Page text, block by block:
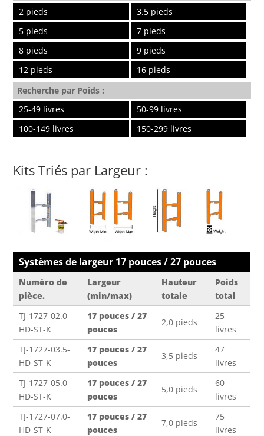
2 pieds
3.5 pieds
5 pieds
7 pieds
8 pieds
9 pieds
12 pieds
16 pieds
Recherche par Poids :
25-49 livres
50-99 livres
100-149 livres
150-299 livres
Kits Triés par Largeur :
Systèmes de largeur 17 pouces / 27 pouces
Numéro de
pièce.
Largeur
(min/max)
Hauteur
totale
Poids
total
TJ-1727-02.0-
HD-ST-K
17 pouces / 27
pouces
2,0 pieds
25
livres
TJ-1727-03.5-
HD-ST-K
17 pouces / 27
pouces
3,5 pieds
47
livres
TJ-1727-05.0-
HD-ST-K
17 pouces / 27
pouces
5,0 pieds
60
livres
TJ-1727-07.0-
HD-ST-K
17 pouces / 27
pouces
7,0 pieds
75
livres